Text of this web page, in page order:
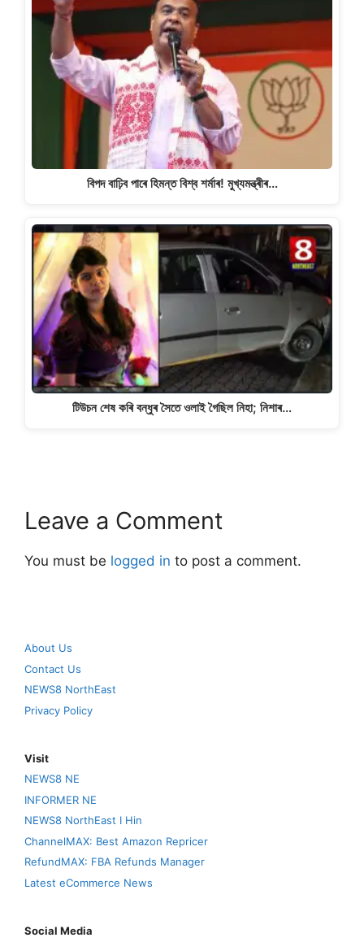
বিপদ বাঢ়িব পাৰে হিমন্ত বিশ্ব শৰ্মাৰ! মুখ্যমন্ত্ৰীৰ…
টিউচন শেষ কৰি বন্ধুৰ সৈতে ওলাই গৈছিল নিহা; নিশাৰ…
Leave a Comment
You must be logged in to post a comment.
About Us
Contact Us
NEWS8 NorthEast
Privacy Policy
Visit
NEWS8 NE
INFORMER NE
NEWS8 NorthEast I Hin
ChannelMAX: Best Amazon Repricer
RefundMAX: FBA Refunds Manager
Latest eCommerce News
Social Media